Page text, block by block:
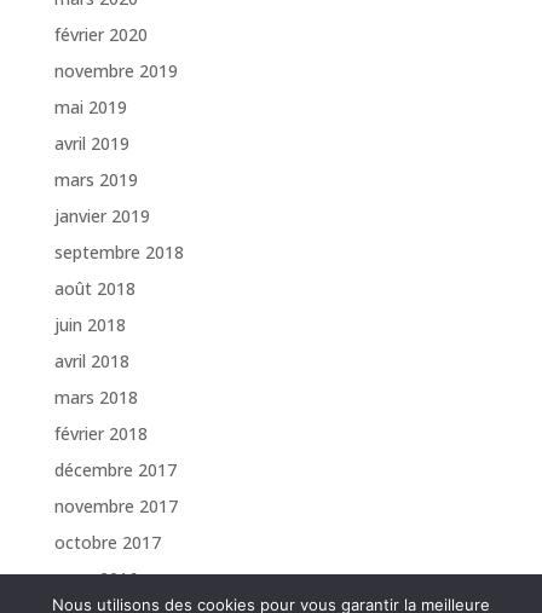
février 2020
novembre 2019
mai 2019
avril 2019
mars 2019
janvier 2019
septembre 2018
août 2018
juin 2018
avril 2018
mars 2018
février 2018
décembre 2017
novembre 2017
octobre 2017
mars 2016
Nous utilisons des cookies pour vous garantir la meilleure